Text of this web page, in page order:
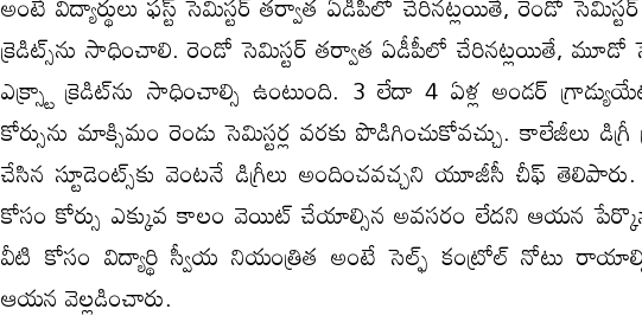
క్రెడిట్స్​ను సాధించాలి. రెండో సెమిస్టర్ తర్వాత ఏడీపీలో చేరినట్లయితే, మూడో
ఎక్స్ట్రా క్రెడిట్​ను సాధించాల్సి ఉంటుంది. 3 లేదా 4 ఏళ్ల అండర్
కోర్సును మాక్సిమం రెండు సెమిస్టర్ల వరకు పొడిగించుకోవచ్చు. కాలేజీలు డిగ్రీ
చేసిన స్టూడెంట్స్​కు వెంటనే డిగ్రీలు అందించవచ్చని యూజీసీ చీఫ్ తెలిపారు.
కోసం కోర్సు ఎక్కువ కాలం వెయిట్ చేయాల్సిన అవసరం లేదని ఆయన
వీటి కోసం విద్యార్థి స్వీయ నియంత్రిత అంటే సెల్ఫ్ కంట్రోల్ నోటు
ఆయన వెల్లడించారు.